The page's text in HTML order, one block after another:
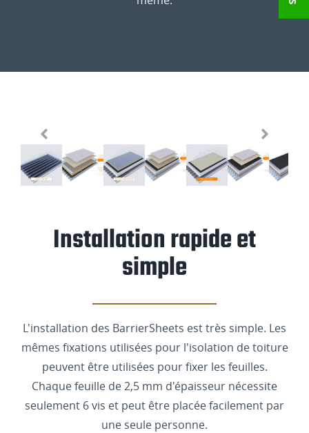
Installation rapide et
simple
L'installation des BarrierSheets est très simple. Les
mêmes fixations utilisées pour l'isolation de toiture
peuvent être utilisées pour fixer les feuilles.
Chaque feuille de 2,5 mm d'épaisseur nécessite
seulement 6 vis et peut être placée facilement par
une seule personne.